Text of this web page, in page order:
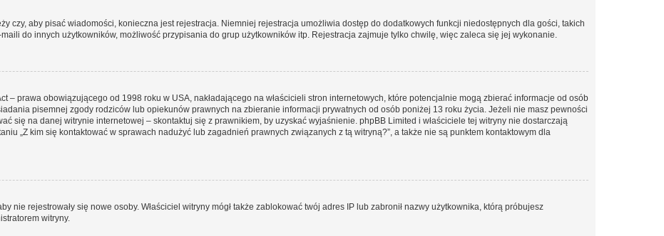
czy, aby pisać wiadomości, konieczna jest rejestracja. Niemniej rejestracja umożliwia dostęp do dodatkowych funkcji niedostępnych dla gości, takich
do innych użytkowników, możliwość przypisania do grup użytkowników itp. Rejestracja zajmuje tylko chwilę, więc zaleca się jej wykonanie.
– prawa obowiązującego od 1998 roku w USA, nakładającego na właścicieli stron internetowych, które potencjalnie mogą zbierać informacje od osób
pisemnej zgody rodziców lub opiekunów prawnych na zbieranie informacji prywatnych od osób poniżej 13 roku życia. Jeżeli nie masz pewności
się na danej witrynie internetowej – skontaktuj się z prawnikiem, by uzyskać wyjaśnienie. phpBB Limited i właściciele tej witryny nie dostarczają
„Z kim się kontaktować w sprawach nadużyć lub zagadnień prawnych związanych z tą witryną?”, a także nie są punktem kontaktowym dla
nie rejestrowały się nowe osoby. Właściciel witryny mógł także zablokować twój adres IP lub zabronił nazwy użytkownika, którą próbujesz
witryny.